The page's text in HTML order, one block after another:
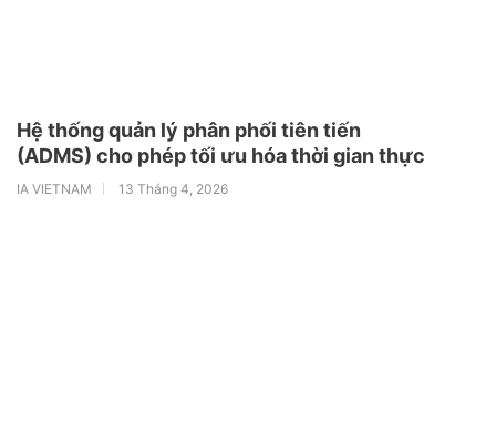
Hệ thống quản lý phân phối tiên tiến
(ADMS) cho phép tối ưu hóa thời gian thực
IA VIETNAM 13 Tháng 4, 2026